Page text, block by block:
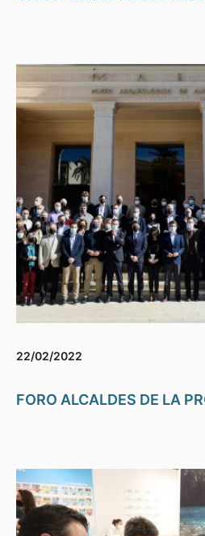
22/02/2022
FORO ALCALDES DE LA